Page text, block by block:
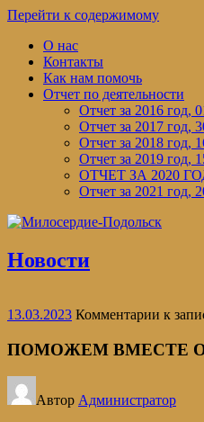
Перейти к содержимому
О нас
Контакты
Как нам помочь
Отчет по деятельности
Отчет за 2016 год,
Отчет за 2017 год,
Отчет за 2018 год,
Отчет за 2019 год,
ОТЧЕТ ЗА 2020
Отчет за 2021 год,
Новости
13.03.2023 Комментарии к
ПОМОЖЕМ ВМЕСТЕ
Автор Администратор